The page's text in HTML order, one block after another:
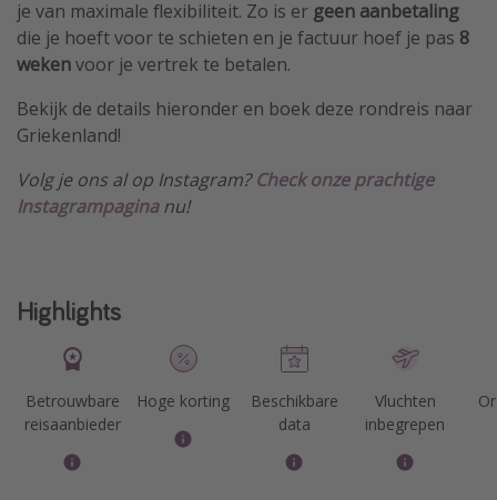
je van maximale flexibiliteit. Zo is er geen aanbetaling
die je hoeft voor te schieten en je factuur hoef je pas 8
wekenvoor je vertrek te betalen.
Bekijk de details hieronder en boek deze rondreis naar
Griekenland!
Volg je ons al op Instagram?Check onze prachtige
Instagrampaginanu!
Highlights
Betrouwbare
reisaanbieder
Hoge korting
Beschikbare
data
Vluchten
inbegrepen